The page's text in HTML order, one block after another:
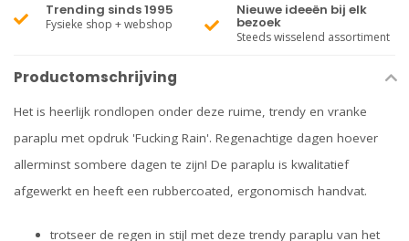
Trending sinds 1995
Fysieke shop + webshop
Nieuwe ideeën bij elk
bezoek
Steeds wisselend assortiment
Productomschrijving
Het is heerlijk rondlopen onder deze ruime, trendy en vranke
paraplu met opdruk 'Fucking Rain'. Regenachtige dagen hoever
allerminst sombere dagen te zijn! De paraplu is kwalitatief
afgewerkt en heeft een rubbercoated, ergonomisch handvat.
trotseer de regen in stijl met deze trendy paraplu van het